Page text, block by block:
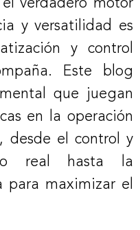
verdadero motor
y versatilidad es
y control
Este blog
que juegan
en la operación
desde el control y
real hasta la
para maximizar el